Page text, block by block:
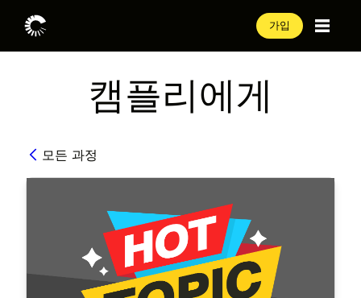
가입
캠플리에게
모든 과정